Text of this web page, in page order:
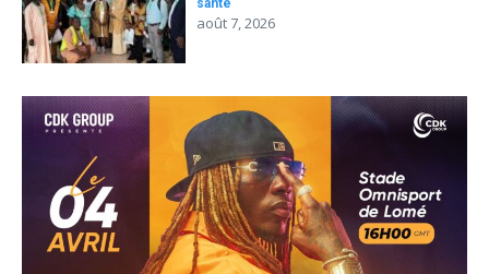
août 7, 2026